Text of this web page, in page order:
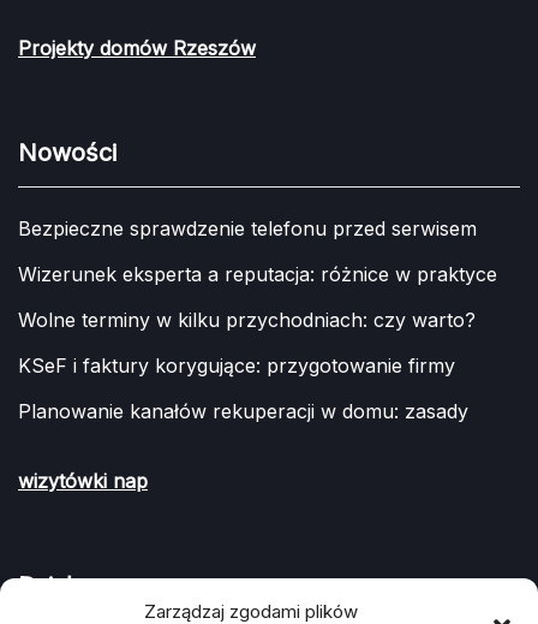
Zarządzaj zgodami plików
Projekty domów Rzeszów
Nowości
Bezpieczne sprawdzenie telefonu przed serwisem
Wizerunek eksperta a reputacja: różnice w praktyce
Wolne terminy w kilku przychodniach: czy warto?
KSeF i faktury korygujące: przygotowanie firmy
Planowanie kanałów rekuperacji w domu: zasady
wizytówki nap
Działy